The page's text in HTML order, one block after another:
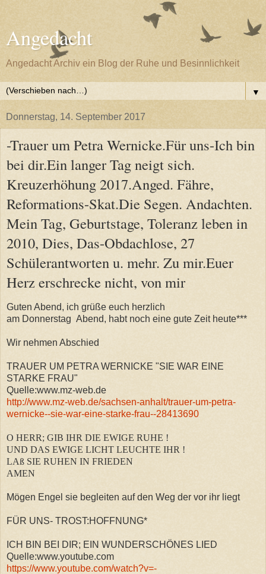
Angedacht
Angedacht Archiv ein Blog der Ruhe und Besinnlichkeit
▼
Donnerstag, 14. September 2017
-Trauer um Petra Wernicke.Für uns-Ich bin
bei dir.Ein langer Tag neigt sich.
Kreuzerhöhung 2017.Anged. Fähre,
Reformations-Skat.Die Segen. Andachten.
Mein Tag, Geburtstage, Toleranz leben in
2010, Dies, Das-Obdachlose, 27
Schülerantworten u. mehr. Zu mir.Euer
Herz erschrecke nicht, von mir
Guten Abend, ich grüße euch herzlich
am Donnerstag Abend, habt noch eine gute Zeit heute***
Wir nehmen Abschied
TRAUER UM PETRA WERNICKE "SIE WAR EINE
STARKE FRAU"
Quelle:www.mz-web.de
http://www.mz-web.de/sachsen-anhalt/trauer-um-petra-
wernicke--sie-war-eine-starke-frau--28413690
O HERR; GIB IHR DIE EWIGE RUHE !
UND DAS EWIGE LICHT LEUCHTE IHR !
LAß SIE RUHEN IN FRIEDEN
AMEN
Mögen Engel sie begleiten auf den Weg der vor ihr liegt
FÜR UNS- TROST:HOFFNUNG*
ICH BIN BEI DIR; EIN WUNDERSCHÖNES LIED
Quelle:www.youtube.com
https://www.youtube.com/watch?v=-